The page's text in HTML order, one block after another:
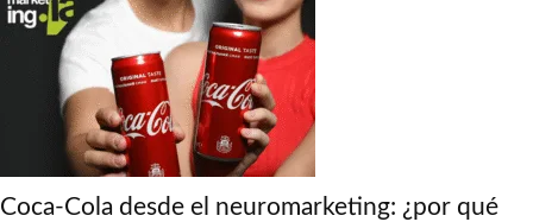
Coca-Cola desde el neuromarketing: ¿por qué